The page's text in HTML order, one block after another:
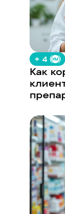
+ 4
Как